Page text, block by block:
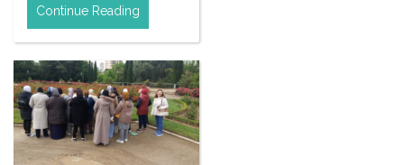
Continue Reading